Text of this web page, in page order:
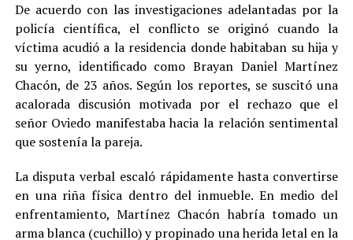
De acuerdo con las investigaciones adelantadas por la
policía científica, el conflicto se originó cuando la
víctima acudió a la residencia donde habitaban su hija y
su yerno, identificado como Brayan Daniel Martínez
Chacón, de 23 años. Según los reportes, se suscitó una
acalorada discusión motivada por el rechazo que el
señor Oviedo manifestaba hacia la relación sentimental
que sostenía la pareja.
La disputa verbal escaló rápidamente hasta convertirse
en una riña física dentro del inmueble. En medio del
enfrentamiento, Martínez Chacón habría tomado un
arma blanca (cuchillo) y propinado una herida letal en la